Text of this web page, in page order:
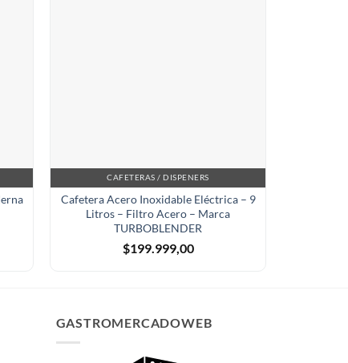
CAFETERAS / DISPENERS
Cafetera Acero Inoxidable Eléctrica – 9
Litros – Filtro Acero – Marca
TURBOBLENDER
$199.999,00
GASTROMERCADOWEB